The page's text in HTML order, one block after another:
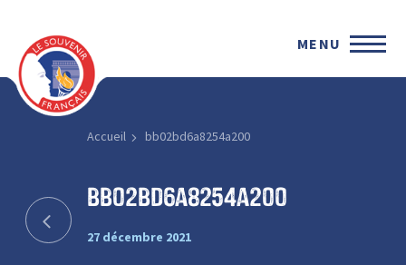
MENU
Accueil bb02bd6a8254a200
bb02bd6a8254a200
27 décembre 2021